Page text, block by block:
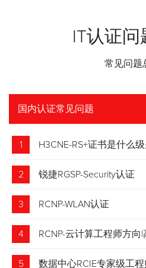
IT认证问
常见问题
国内认证常见问题
1 H3CNE-RS+证书是什么
2 锐捷RGSP-Security认证
3 RCNP-WLAN认证
4 RCNP-云计算工程师方向
5 数据中心RCIE专家级工程